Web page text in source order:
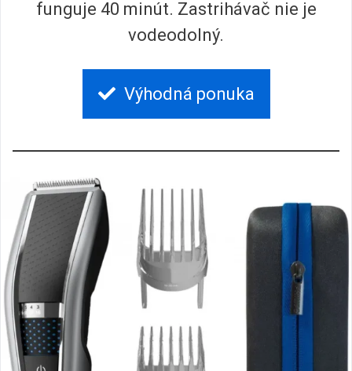
funguje 40 minút. Zastrihávač nie je
vodeodolný.
Výhodná ponuka